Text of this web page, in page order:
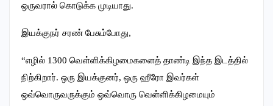
ஒருவரால் கொடுக்க முடியாது.
இயக்குநர் சரண் பேசும்போது,
“எழில் 1300 வெள்ளிக்கிழமைகளைத் தாண்டி இந்த இடத்தில்
நிற்கிறார். ஒரு இயக்குனர், ஒரு ஹீரோ இவர்கள்
ஒவ்வொருவருக்கும் ஒவ்வொரு வெள்ளிக்கிழமையும்